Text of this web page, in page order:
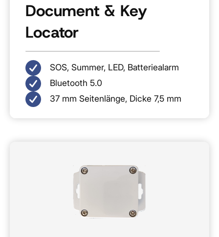
Document & Key
Locator
SOS, Summer, LED, Batteriealarm
Bluetooth 5.0
37 mm Seitenlänge, Dicke 7,5 mm